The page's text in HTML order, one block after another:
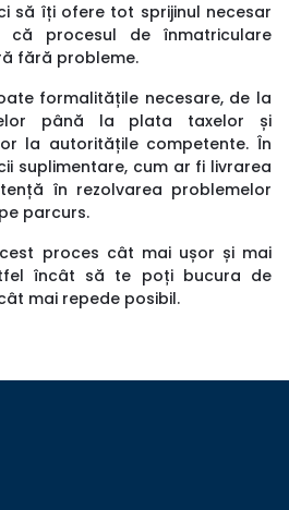
să îți ofere tot sprijinul necesar
procesul de înmatriculare
fără probleme.
formalitățile necesare, de la
până la plata taxelor și
la autoritățile competente. În
suplimentare, cum ar fi livrarea
în rezolvarea problemelor
parcurs.
proces cât mai ușor și mai
încât să te poți bucura de
mai repede posibil.